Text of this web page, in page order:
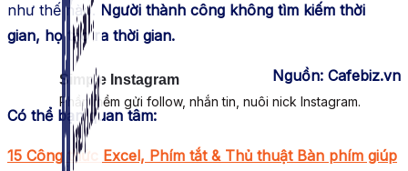
Simple Instagram
Phần mềm gửi follow, nhắn tin, nuôi nick Instagram.
như thế nào. Người thành công không tìm kiếm thời
gian, họ tạo ra thời gian.
Nguồn: Cafebiz.vn
Có thể bạn quan tâm:
15 Công thức Excel, Phím tắt & Thủ thuật Bàn phím giúp